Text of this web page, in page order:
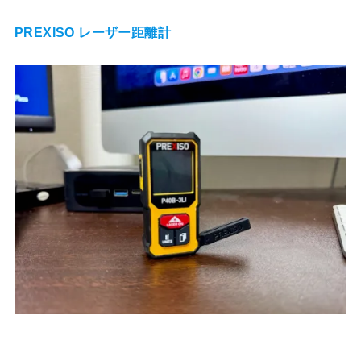
PREXISO レーザー距離計